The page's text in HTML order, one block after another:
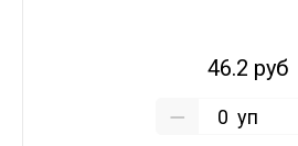
46.2 руб
уп